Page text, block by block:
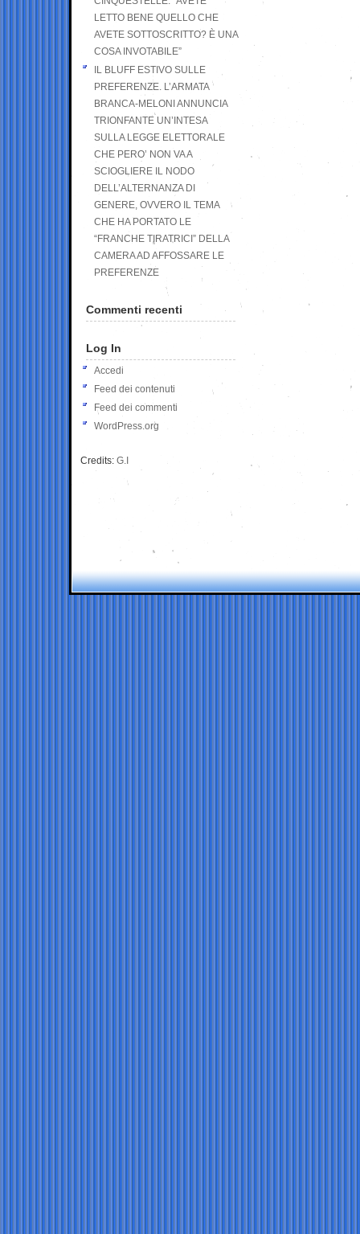
LETTO BENE QUELLO CHE
AVETE SOTTOSCRITTO? È UNA
COSA INVOTABILE”
IL BLUFF ESTIVO SULLE
PREFERENZE. L’ARMATA
BRANCA-MELONI ANNUNCIA
TRIONFANTE UN’INTESA
SULLA LEGGE ELETTORALE
CHE PERO’ NON VA A
SCIOGLIERE IL NODO
DELL’ALTERNANZA DI
GENERE, OVVERO IL TEMA
CHE HA PORTATO LE
“FRANCHE TIRATRICI” DELLA
CAMERA AD AFFOSSARE LE
PREFERENZE
Commenti recenti
Log In
Accedi
Feed dei contenuti
Feed dei commenti
WordPress.org
Credits: G.I